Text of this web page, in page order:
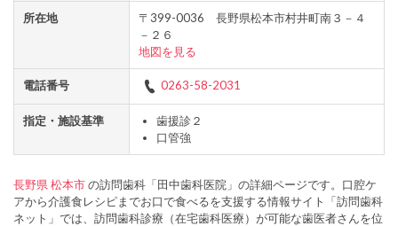
所在地
〒399-0036 長野県松本市村井町南３－４
－２６
地図を見る
電話番号 0263-58-2031
指定・施設基準
歯援診２
口管強
長野県 松本市の訪問歯科「田中歯科医院」の詳細ページです。口腔ケ
アから介護食レシピまでお口で食べるを支援する情報サイト「訪問歯科
ネット」では、訪問歯科診療（在宅歯科医療）が可能な歯医者さんを位